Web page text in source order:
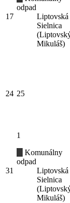
17
odpad
Liptovská
Sielnica
Mikuláš)
24 25
31
1
Komunálny
odpad
Liptovská
Sielnica
Mikuláš)